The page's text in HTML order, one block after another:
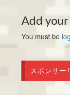
Add
You must be
スポンサー